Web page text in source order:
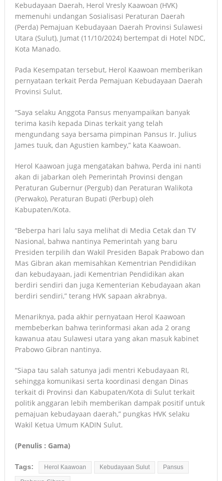
Kebudayaan Daerah, Herol Vresly Kaawoan (HVK)
memenuhi undangan Sosialisasi Peraturan Daerah
(Perda) Pemajuan Kebudayaan Daerah Provinsi Sulawesi
Utara (Sulut), Jumat (11/10/2024) bertempat di Hotel NDC,
Kota Manado.
Pada Kesempatan tersebut, Herol Kaawoan memberikan
pernyataan terkait Perda Pemajuan Kebudayaan Daerah
Provinsi Sulut.
“Saya selaku Anggota Pansus menyampaikan banyak
terima kasih kepada Dinas terkait yang telah
mengundang saya bersama pimpinan Pansus Ir. Julius
James tuuk, dan Agustien kambey,” kata Kaawoan.
Herol Kaawoan juga mengatakan bahwa, Perda ini nanti
akan di jabarkan oleh Pemerintah Provinsi dengan
Peraturan Gubernur (Pergub) dan Peraturan Walikota
(Perwako), Peraturan Bupati (Perbup) oleh
Kabupaten/Kota.
“Beberpa hari lalu saya melihat di Media Cetak dan TV
Nasional, bahwa nantinya Pemerintah yang baru
Presiden terpilih dan Wakil Presiden Bapak Prabowo dan
Mas Gibran akan memisahkan Kementrian Pendidikan
dan kebudayaan, jadi Kementrian Pendidikan akan
berdiri sendiri dan juga Kementerian Kebudayaan akan
berdiri sendiri,” terang HVK sapaan akrabnya.
Menariknya, pada akhir pernyataan Herol Kaawoan
membeberkan bahwa terinformasi akan ada 2 orang
kawanua atau Sulawesi utara yang akan masuk kabinet
Prabowo Gibran nantinya.
“Siapa tau salah satunya jadi mentri Kebudayaan RI,
sehingga komunikasi serta koordinasi dengan Dinas
terkait di Provinsi dan Kabupaten/Kota di Sulut terkait
politik anggaran lebih memberikan dampak positif untuk
pemajuan kebudayaan daerah,” pungkas HVK selaku
Wakil Ketua Umum KADIN Sulut.
(Penulis : Gama)
Tags: Herol Kaawoan Kebudayaan Sulut Pansus